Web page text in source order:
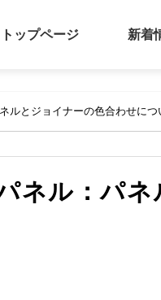
トップページ
新着
ルとジョイナーの色合わせにつ
ネル：パ